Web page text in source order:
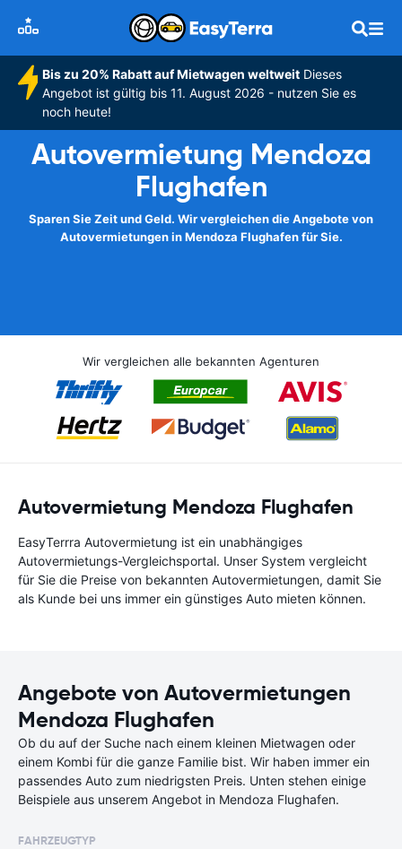
Bis zu 20% Rabatt auf Mietwagen weltweitDieses
Angebot ist gültig bis 11. August 2026 - nutzen Sie es
noch heute!
Autovermietung Mendoza
Flughafen
Sparen Sie Zeit und Geld. Wir vergleichen die Angebote von
Autovermietungen in Mendoza Flughafen für Sie.
Wir vergleichen alle bekannten Agenturen
Autovermietung Mendoza Flughafen
EasyTerrra Autovermietung ist ein unabhängiges
Autovermietungs-Vergleichsportal. Unser System vergleicht
für Sie die Preise von bekannten Autovermietungen, damit Sie
als Kunde bei uns immer ein günstiges Auto mieten können.
Angebote von Autovermietungen
Mendoza Flughafen
Ob du auf der Suche nach einem kleinen Mietwagen oder
einem Kombi für die ganze Familie bist. Wir haben immer ein
passendes Auto zum niedrigsten Preis. Unten stehen einige
Beispiele aus unserem Angebot in Mendoza Flughafen.
FAHRZEUGTYP